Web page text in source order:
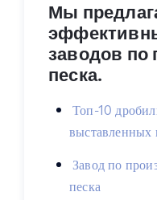
Мы
заводов по
песка.
Топ-10
выставленных
Завод по
песка